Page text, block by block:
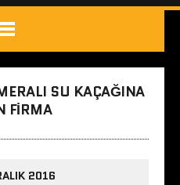
SU KAÇAĞINA
FIRMA
2016